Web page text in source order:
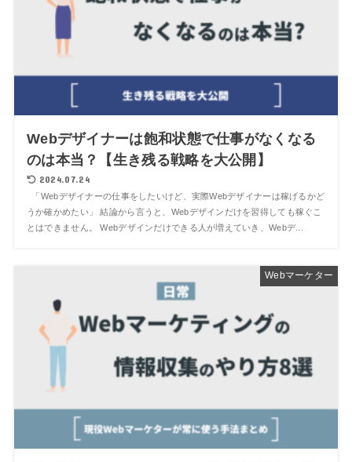
Webデザイナーは飽和状態で仕事がなくなる
のは本当？【生き残る戦略を大公開】
2024.07.24
「Webデザイナーの仕事をしたいけど、実際Webデザイナーは稼げるかど
うか確かめたい」 結論から言うと、Webデザインだけを習得しても稼ぐこ
とはできません。 Webデザインだけできる人が増えていき、Webデ...
Webマーケター